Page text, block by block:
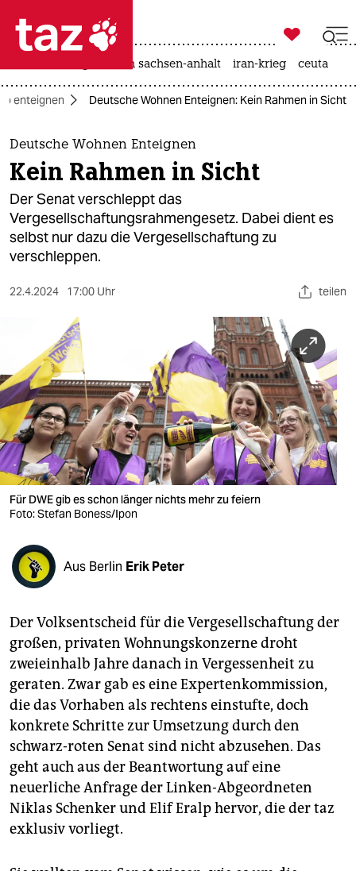
 taz zahl ich
taz zahl ich
themen
politik
öko
gesellschaft
kultur
berlin
nord
wahrheit
verlag
verlag
shop
fragen & hilfe
unterstützen
abo
genossenschaft
epaper login

taz zahl ich
landtagswahl in sachsen-anhalt iran-krieg ceuta
enteignen Deutsche Wohnen Enteignen: Kein Rahmen in Sicht
Deutsche Wohnen Enteignen
Kein Rahmen in Sicht
Der Senat verschleppt das
Vergesellschaftungsrahmengesetz. Dabei dient es
selbst nur dazu die Vergesellschaftung zu
verschleppen.
22.4.2024 17:00 Uhr teilen
Für DWE gib es schon länger nichts mehr zu feiern
Foto: Stefan Boness/Ipon
Aus Berlin Erik Peter
Der Volksentscheid für die Vergesellschaftung der
großen, privaten Wohnungskonzerne droht
zweieinhalb Jahre danach in Vergessenheit zu
geraten. Zwar gab es eine Expertenkommission,
die das Vorhaben als rechtens einstufte, doch
konkrete Schritte zur Umsetzung durch den
schwarz-roten Senat sind nicht abzusehen. Das
geht auch aus der Beantwortung auf eine
neuerliche Anfrage der Linken-Abgeordneten
Niklas Schenker und Elif Eralp hervor, die der taz
exklusiv vorliegt.